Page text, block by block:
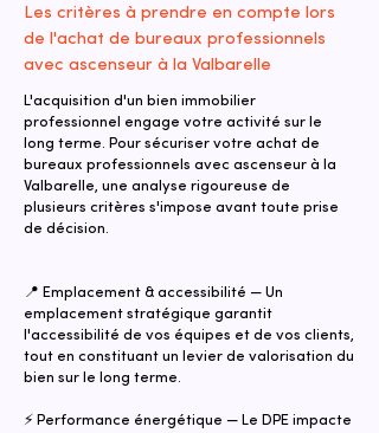
Les critères à prendre en compte lors
de l'achat de bureaux professionnels
avec ascenseur à la Valbarelle
L'acquisition d'un bien immobilier
professionnel engage votre activité sur le
long terme. Pour sécuriser votre achat de
bureaux professionnels avec ascenseur à la
Valbarelle, une analyse rigoureuse de
plusieurs critères s'impose avant toute prise
de décision.
📍 Emplacement & accessibilité — Un
emplacement stratégique garantit
l'accessibilité de vos équipes et de vos clients,
tout en constituant un levier de valorisation du
bien sur le long terme.
⚡ Performance énergétique — Le DPE impacte